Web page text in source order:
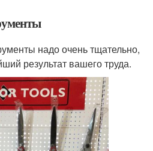
надо очень тщательно,
результат вашего труда.